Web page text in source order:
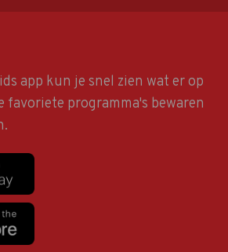
app kun je snel zien wat er op
favoriete programma's bewaren